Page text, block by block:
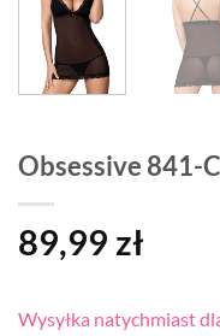
Obsessive 841-
89,99 zł
Wysyłka natychmiast